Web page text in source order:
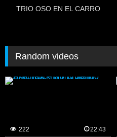
TRIO OSO EN EL CARRO
Random videos
222
22:43